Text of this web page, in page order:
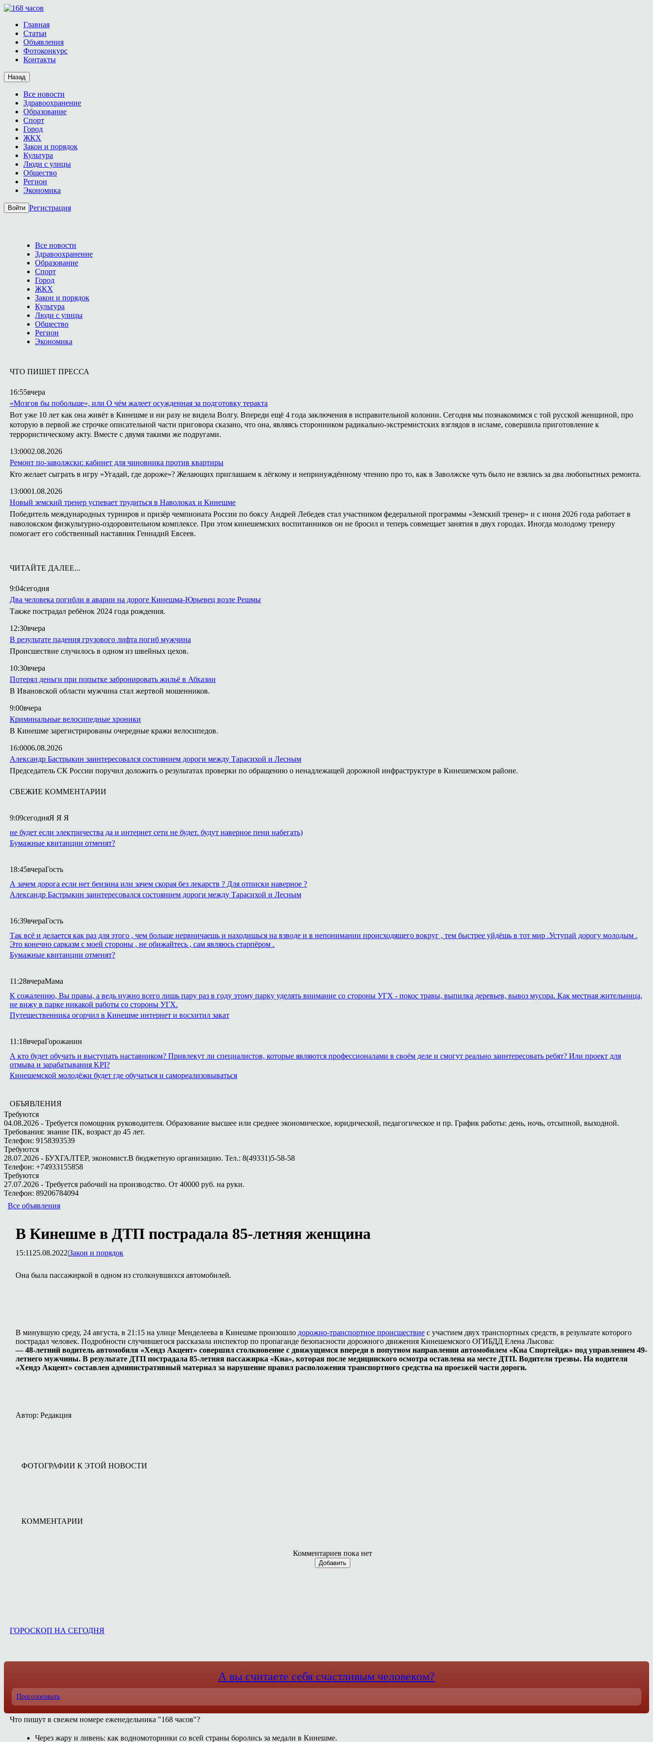
Главная
Статьи
Объявления
Фотоконкурс
Контакты
Назад
Все новости
Здравоохранение
Образование
Спорт
Город
ЖКХ
Закон и порядок
Культура
Люди с улицы
Общество
Регион
Экономика
Войти Регистрация
Все новости
Здравоохранение
Образование
Спорт
Город
ЖКХ
Закон и порядок
Культура
Люди с улицы
Общество
Регион
Экономика
ЧТО ПИШЕТ ПРЕССА
16:55вчера
«Мозгов бы побольше», или О чём жалеет осужденная за подготовку теракта
Вот уже 10 лет как она живёт в Кинешме и ни разу не видела Волгу. Впереди ещё 4 года заключения в исправительной колонии. Сегодня мы познакомимся с той русской женщиной, про
которую в первой же строчке описательной части приговора сказано, что она, являясь сторонником радикально-экстремистских взглядов в исламе, совершила приготовление к
террористическому акту. Вместе с двумя такими же подругами.
13:0002.08.2026
Ремонт по-заволжски: кабинет для чиновника против квартиры
Кто желает сыграть в игру «Угадай, где дороже»? Желающих приглашаем к лёгкому и непринуждённому чтению про то, как в Заволжске чуть было не взялись за два любопытных ремонта.
13:0001.08.2026
Новый земский тренер успевает трудиться в Наволоках и Кинешме
Победитель международных турниров и призёр чемпионата России по боксу Андрей Лебедев стал участником федеральной программы «Земский тренер» и с июня 2026 года работает в
наволокском физкультурно-оздоровительном комплексе. При этом кинешемских воспитанников он не бросил и теперь совмещает занятия в двух городах. Иногда молодому тренеру
помогает его собственный наставник Геннадий Евсеев.
ЧИТАЙТЕ ДАЛЕЕ...
9:04сегодня
Два человека погибли в аварии на дороге Кинешма-Юрьевец возле Решмы
Также пострадал ребёнок 2024 года рождения.
12:30вчера
В результате падения грузового лифта погиб мужчина
Происшествие случилось в одном из швейных цехов.
10:30вчера
Потерял деньги при попытке забронировать жильё в Абхазии
В Ивановской области мужчина стал жертвой мошенников.
9:00вчера
Криминальные велосипедные хроники
В Кинешме зарегистрированы очередные кражи велосипедов.
16:0006.08.2026
Александр Бастрыкин заинтересовался состоянием дороги между Тарасихой и Лесным
Председатель СК России поручил доложить о результатах проверки по обращению о ненадлежащей дорожной инфраструктуре в Кинешемском районе.
СВЕЖИЕ КОММЕНТАРИИ
9:09сегодняЯ Я Я
не будет если электричества да и интернет сети не будет. будут наверное пени набегать)
Бумажные квитанции отменят?
18:45вчераГость
А зачем дорога если нет бензина или зачем скорая без лекарств ? Для отписки наверное ?
Александр Бастрыкин заинтересовался состоянием дороги между Тарасихой и Лесным
16:39вчераГость
Так всё и делается как раз для этого , чем больше нервничаешь и находишься на взводе и в непонимании происходящего вокруг , тем быстрее уйдёшь в тот мир .Уступай дорогу молодым .
Это конечно сарказм с моей стороны , не обижайтесь , сам являюсь старпёром .
Бумажные квитанции отменят?
11:28вчераМама
К сожалению, Вы правы, а ведь нужно всего лишь пару раз в году этому парку уделять внимание со стороны УГХ - покос травы, выпилка деревьев, вывоз мусора. Как местная жительница,
не вижу в парке никакой работы со стороны УГХ.
Путешественника огорчил в Кинешме интернет и восхитил закат
11:18вчераГорожанин
А кто будет обучать и выступать наставником? Привлекут ли специалистов, которые являются профессионалами в своём деле и смогут реально заинтересовать ребят? Или проект для
отмыва и зарабатывания KPI?
Кинешемской молодёжи будет где обучаться и самореализовываться
ОБЪЯВЛЕНИЯ
Требуются
04.08.2026 - Требуется помощник руководителя. Образование высшее или среднее экономическое, юридической, педагогическое и пр. График работы: день, ночь, отсыпной, выходной.
Требования: знание ПК, возраст до 45 лет.
Телефон: 9158393539
Требуются
28.07.2026 - БУХГАЛТЕР, экономист.В бюджетную организацию. Тел.: 8(49331)5-58-58
Телефон: +74933155858
Требуются
27.07.2026 - Требуется рабочий на производство. От 40000 руб. на руки.
Телефон: 89206784094
Все объявления
В Кинешме в ДТП пострадала 85-летняя женщина
15:11 25.08.2022|Закон и порядок
Она была пассажиркой в одном из столкнувшихся автомобилей.
В минувшую среду, 24 августа, в 21:15 на улице Менделеева в Кинешме произошло дорожно-транспортное происшествие с участием двух транспортных средств, в результате которого
пострадал человек. Подробности случившегося рассказала инспектор по пропаганде безопасности дорожного движения Кинешемского ОГИБДД Елена Лысова:
— 48-летний водитель автомобиля «Хендэ Акцент» совершил столкновение с движущимся впереди в попутном направлении автомобилем «Киа Спортейдж» под управлением 49-
летнего мужчины. В результате ДТП пострадала 85-летняя пассажирка «Киа», которая после медицинского осмотра оставлена на месте ДТП. Водители трезвы. На водителя
«Хендэ Акцент» составлен административный материал за нарушение правил расположения транспортного средства на проезжей части дороги.
Автор: Редакция
ФОТОГРАФИИ К ЭТОЙ НОВОСТИ
КОММЕНТАРИИ
Комментариев пока нет
Добавить
ГОРОСКОП НА СЕГОДНЯ
А вы считаете себя счастливым человеком?
Проголосовать
Что пишут в свежем номере еженедельника "168 часов"?
Через жару и ливень: как водномоторники со всей страны боролись за медали в Кинешме.